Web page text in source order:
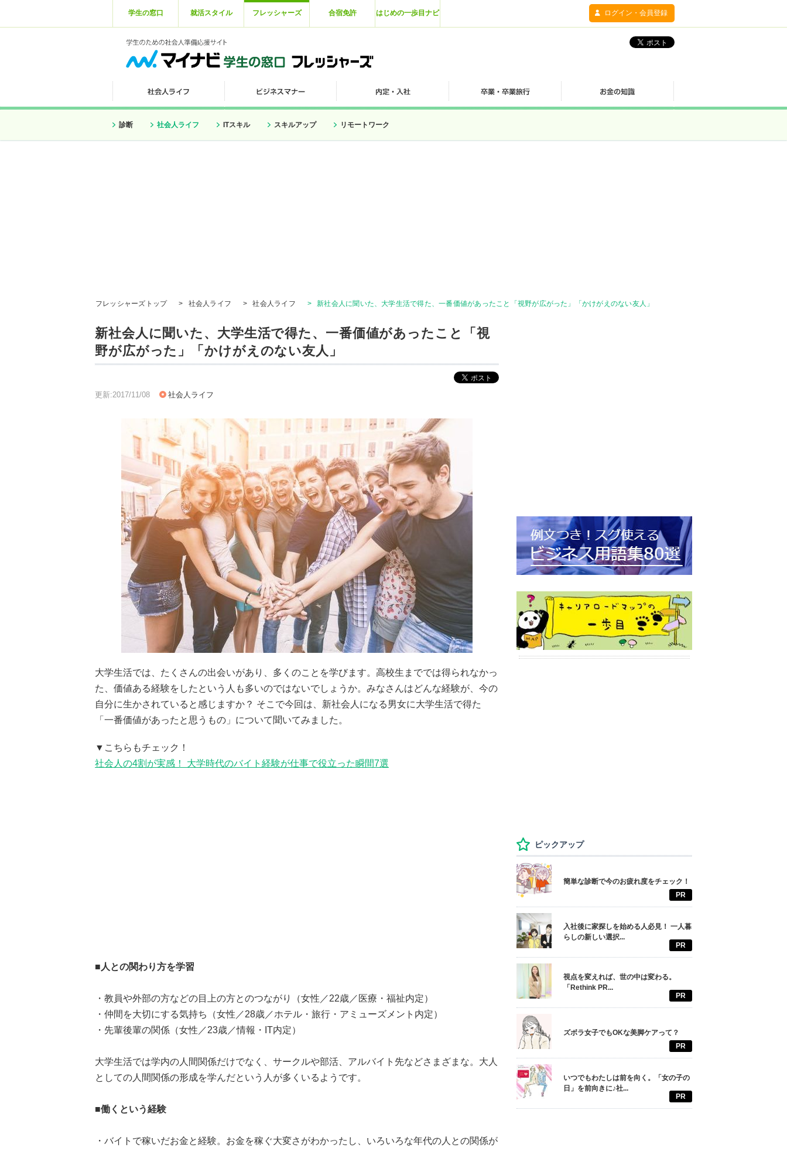
学生の窓口 就活スタイル フレッシャーズ 合宿免許 はじめの一歩目ナビ ログイン・会員登録
診断 社会人ライフ ITスキル スキルアップ リモートワーク
フレッシャーズトップ > 社会人ライフ > 社会人ライフ > 新社会人に聞いた、大学生活で得た、一番価値があったこと「視野が広がった」「かけがえのない友人」
新社会人に聞いた、大学生活で得た、一番価値があったこと「視
野が広がった」「かけがえのない友人」
更新:2017/11/08 社会人ライフ
大学生活では、たくさんの出会いがあり、多くのことを学びます。高校生まででは得られなかっ
た、価値ある経験をしたという人も多いのではないでしょうか。みなさんはどんな経験が、今の
自分に生かされていると感じますか？ そこで今回は、新社会人になる男女に大学生活で得た
「一番価値があったと思うもの」について聞いてみました。
▼こちらもチェック！
社会人の4割が実感！ 大学時代のバイト経験が仕事で役立った瞬間7選
■人との関わり方を学習
・教員や外部の方などの目上の方とのつながり（女性／22歳／医療・福祉内定）
・仲間を大切にする気持ち（女性／28歳／ホテル・旅行・アミューズメント内定）
・先輩後輩の関係（女性／23歳／情報・IT内定）
大学生活では学内の人間関係だけでなく、サークルや部活、アルバイト先などさまざまな。大人
としての人間関係の形成を学んだという人が多くいるようです。
■働くという経験
・バイトで稼いだお金と経験。お金を稼ぐ大変さがわかったし、いろいろな年代の人との関係が
ピックアップ
簡単な診断で今のお疲れ度をチェック！
PR
入社後に家探しを始める人必見！ 一人暮
らしの新しい選択...
PR
視点を変えれば、世の中は変わる。
「Rethink PR...
PR
ズボラ女子でもOKな美脚ケアって？
PR
いつでもわたしは前を向く。「女の子の
日」を前向きに♪社...
PR